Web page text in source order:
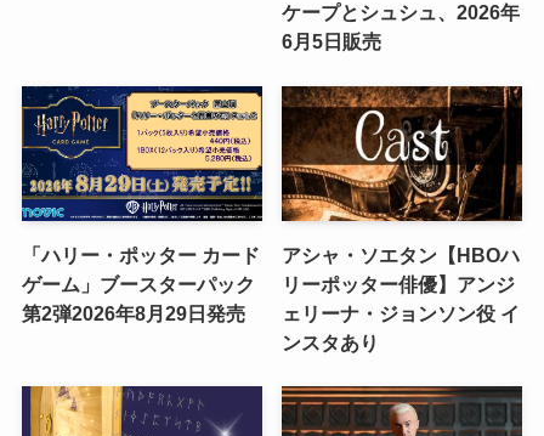
ケープとシュシュ、2026年
6月5日販売
「ハリー・ポッター カード
ゲーム」ブースターパック
第2弾2026年8月29日発売
アシャ・ソエタン【HBOハ
リーポッター俳優】アンジ
ェリーナ・ジョンソン役 イ
ンスタあり